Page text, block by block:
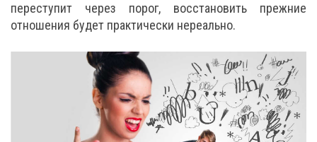
переступит через порог, восстановить прежние
отношения будет практически нереально.